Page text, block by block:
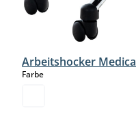
Arbeitshocker Medica
Farbeauswählen